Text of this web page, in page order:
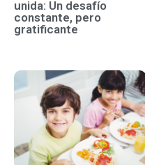
unida: Un desafío
constante, pero
gratificante